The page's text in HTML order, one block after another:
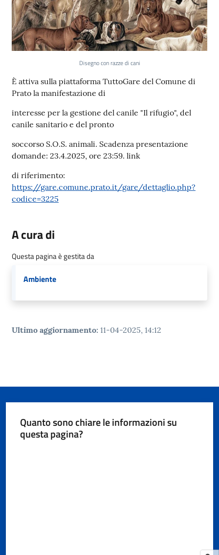
Disegno con razze di cani
Contenuto
È attiva sulla piattaforma TuttoGare del Comune di
Prato la manifestazione di
interesse per la gestione del canile "Il rifugio", del
canile sanitario e del pronto
soccorso S.O.S. animali. Scadenza presentazione
domande: 23.4.2025, ore 23:59. link
di riferimento:
https://gare.comune.prato.it/gare/dettaglio.php?
codice=3225
A cura di
Questa pagina è gestita da
Ambiente
Ultimo aggiornamento: 11-04-2025, 14:12
Quanto sono chiare le informazioni su
questa pagina?